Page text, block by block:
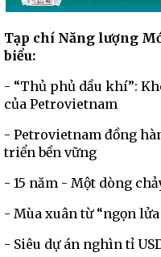
Tạp chí Năng lượng
biểu:
- “Thủ phủ dầu khí”:
của Petrovietnam
- Petrovietnam đồng
triển bền vững
- 15 năm - Một dòng
- Mùa xuân từ “ngọn
- Siêu dự án nghìn tỉ